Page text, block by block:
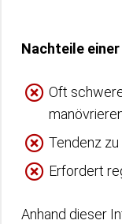
Nachteile
Oft
Tendenz
Erfordert
Anhand dieser